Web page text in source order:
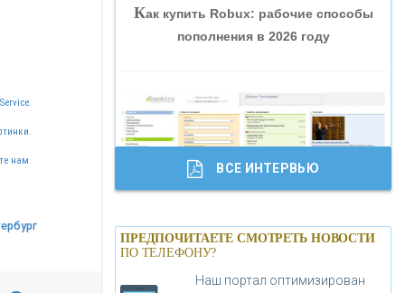
нам.
«БАНК ГЛОБЭКС»
«ТРАСТ»
«ГАЗПРОМБАНК»
«МОСКОВСКИЙ КРЕДИТНЫЙ
БАНК»
Как купить Robux: рабочие способы
пополнения в 2026 году
Банки.ру обновил логотип впервые за
19 лет - «Лента новостей»
ВСЕ ИНТЕРВЬЮ
ПРЕДПОЧИТАЕТЕ СМОТРЕТЬ НОВОСТИ
ПО ТЕЛЕФОНУ?
Наш портал оптимизирован